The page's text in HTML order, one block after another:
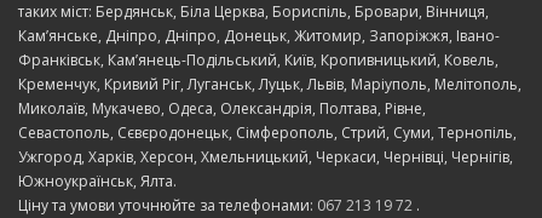
таких міст: Бердянськ, Біла Церква, Бориспіль, Бровари, Вінниця,
Кам’янське, Дніпро, Дніпро, Донецьк, Житомир, Запоріжжя, Івано-
Франківськ, Кам’янець-Подільський, Київ, Кропивницький, Ковель,
Кременчук, Кривий Ріг, Луганськ, Луцьк, Львів, Маріуполь, Мелітополь,
Миколаїв, Мукачево, Одеса, Олександрія, Полтава, Рівне,
Севастополь, Сєвєродонецьк, Сімферополь, Стрий, Суми, Тернопіль,
Ужгород, Харків, Херсон, Хмельницький, Черкаси, Чернівці, Чернігів,
Южноукраїнськ, Ялта.
Ціну та умови уточнюйте за телефонами: 067 213 19 72 .